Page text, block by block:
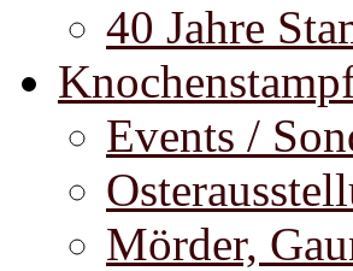
40 Jahre
Events /
Mörder,